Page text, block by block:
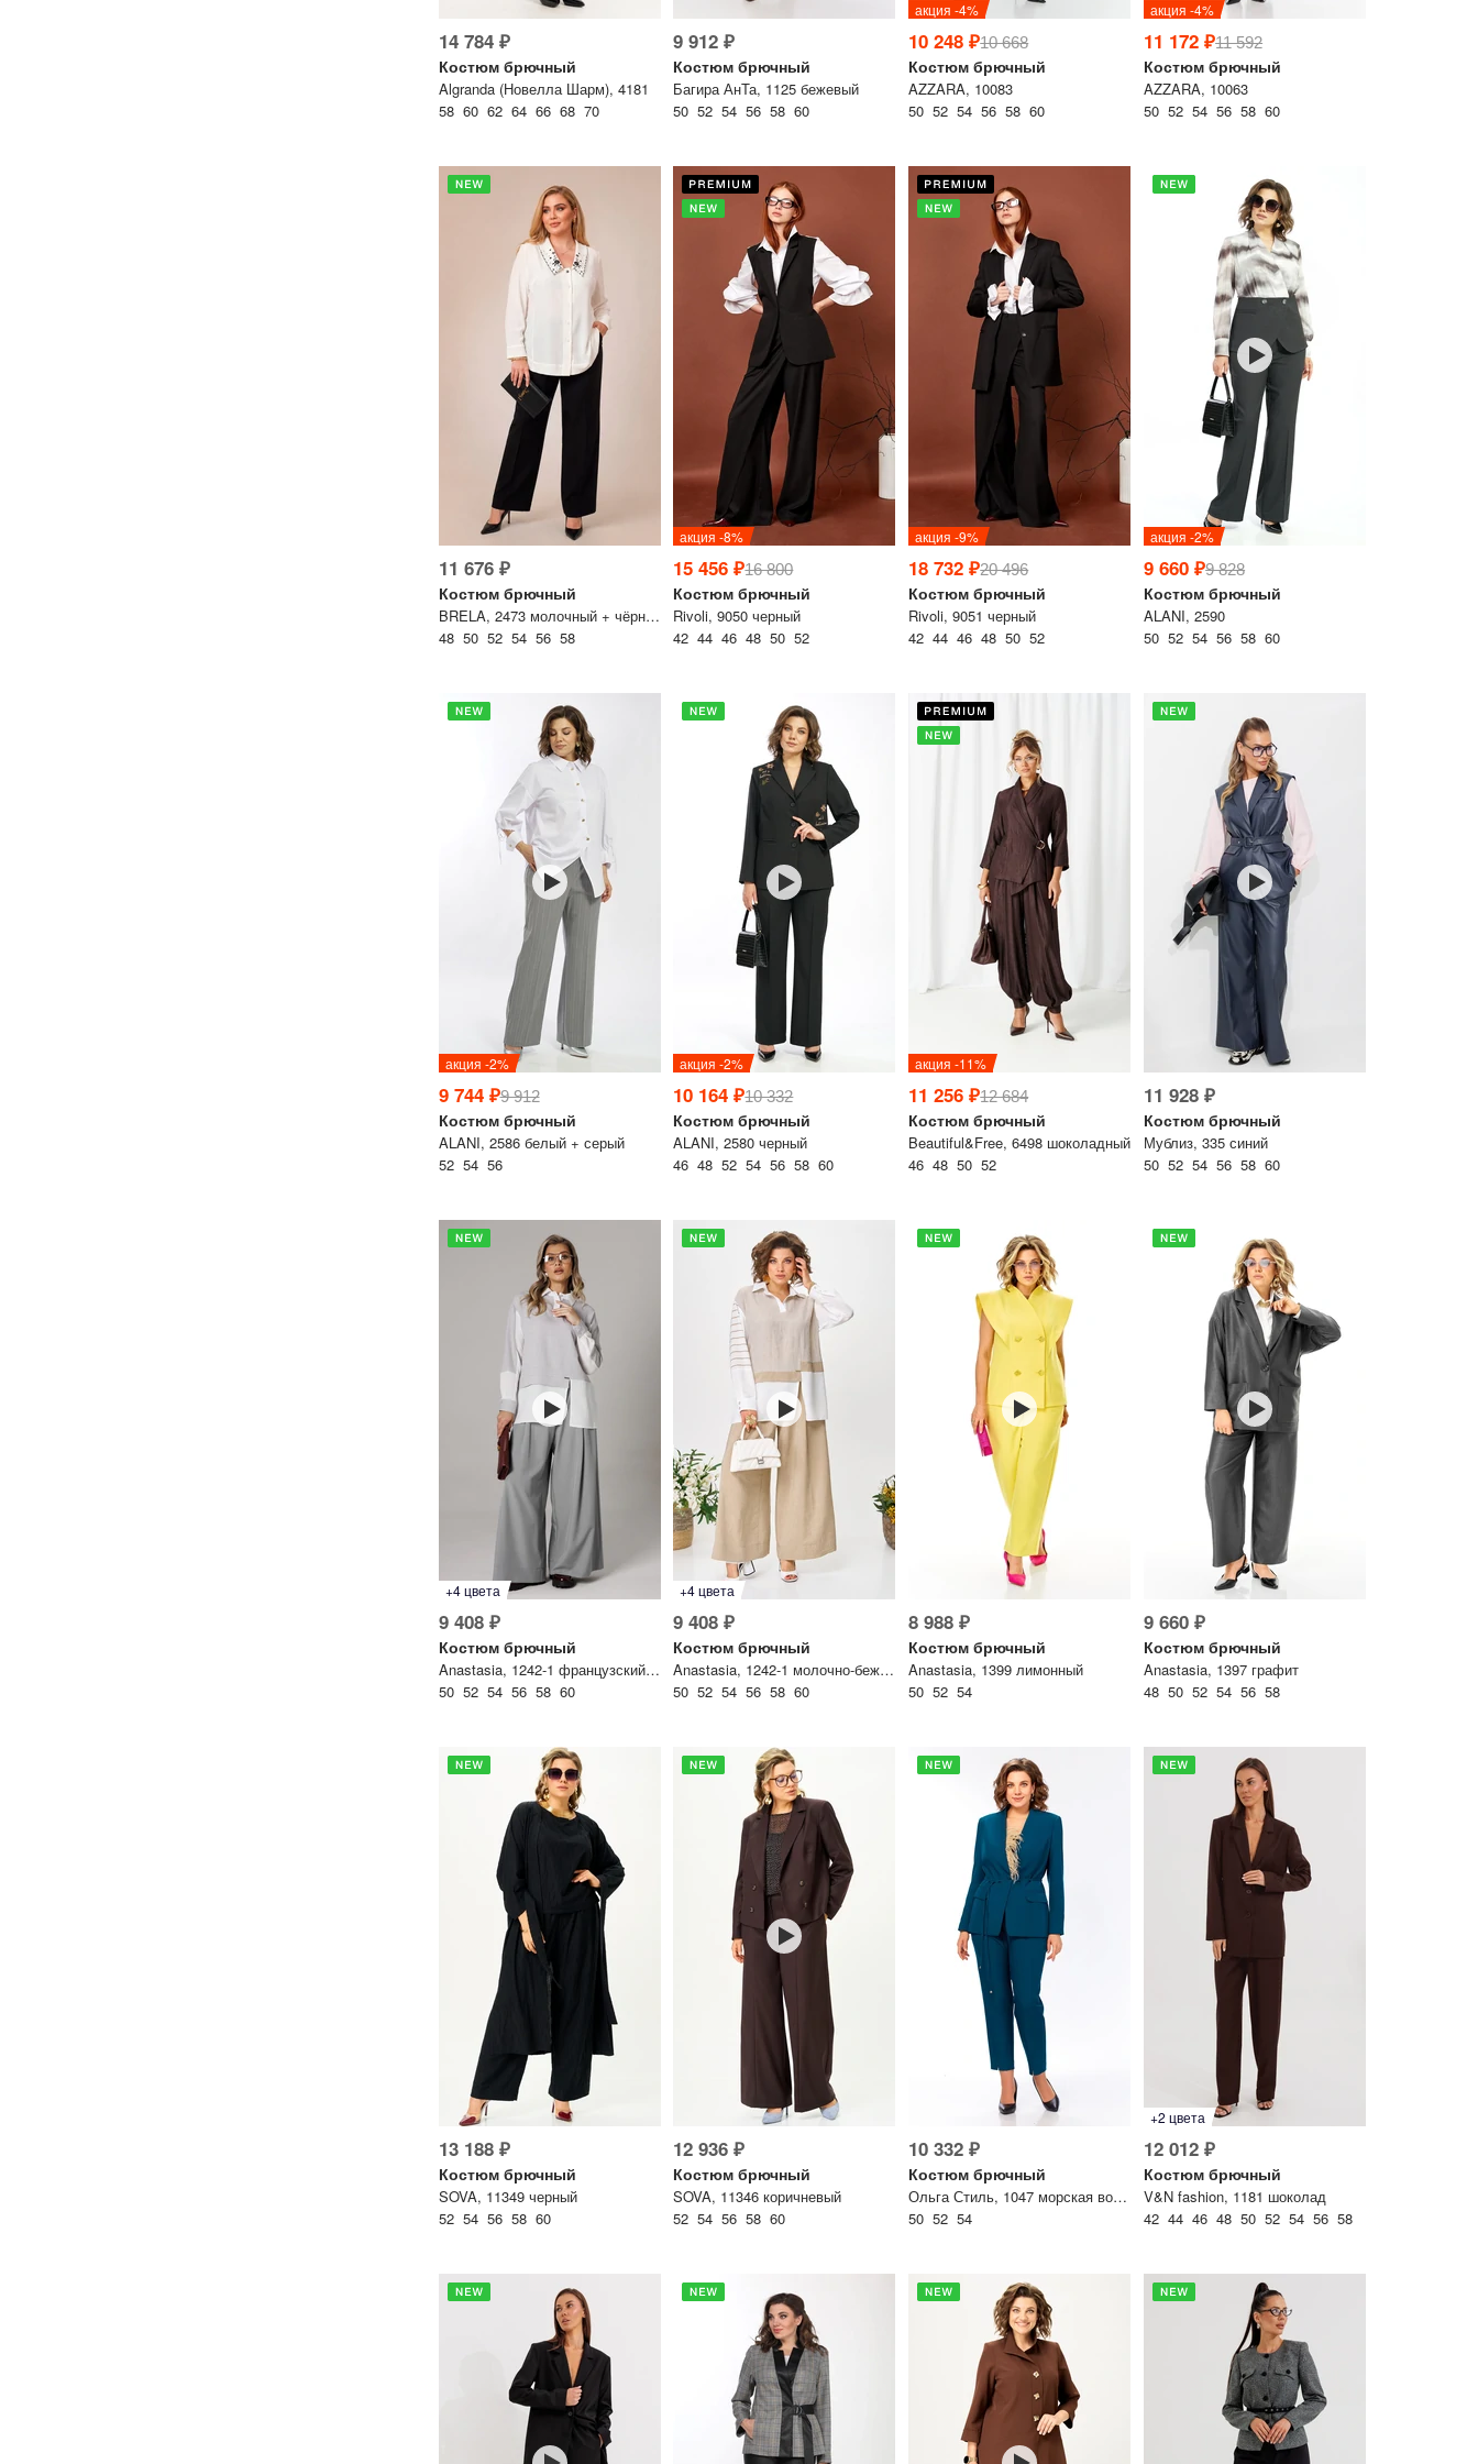
14 784 ₽
Костюм брючный
Algranda (Новелла Шарм), 4181
58 60 62 64 66 68 70
9 912 ₽
Костюм брючный
Багира АнТа, 1125 бежевый
50 52 54 56 58 60
акция -4%
10 248 ₽10 668
Костюм брючный
AZZARA, 10083
50 52 54 56 58 60
акция -4%
11 172 ₽11 592
Костюм брючный
AZZARA, 10063
50 52 54 56 58 60
11 676 ₽
Костюм брючный
BRELA, 2473 молочный + чёрный
48 50 52 54 56 58
акция -8%
15 456 ₽16 800
Костюм брючный
Rivoli, 9050 черный
42 44 46 48 50 52
акция -9%
18 732 ₽20 496
Костюм брючный
Rivoli, 9051 черный
42 44 46 48 50 52
акция -2%
9 660 ₽9 828
Костюм брючный
ALANI, 2590
50 52 54 56 58 60
акция -2%
9 744 ₽9 912
Костюм брючный
ALANI, 2586 белый + серый
52 54 56
акция -2%
10 164 ₽10 332
Костюм брючный
ALANI, 2580 черный
46 48 52 54 56 58 60
акция -11%
11 256 ₽12 684
Костюм брючный
Beautiful&Free, 6498 шоколадный
46 48 50 52
11 928 ₽
Костюм брючный
Мублиз, 335 синий
50 52 54 56 58 60
+4 цвета
9 408 ₽
Костюм брючный
Anastasia, 1242-1 французский серый
50 52 54 56 58 60
+4 цвета
9 408 ₽
Костюм брючный
Anastasia, 1242-1 молочно-бежевый
50 52 54 56 58 60
8 988 ₽
Костюм брючный
Anastasia, 1399 лимонный
50 52 54
9 660 ₽
Костюм брючный
Anastasia, 1397 графит
48 50 52 54 56 58
13 188 ₽
Костюм брючный
SOVA, 11349 черный
52 54 56 58 60
12 936 ₽
Костюм брючный
SOVA, 11346 коричневый
52 54 56 58 60
10 332 ₽
Костюм брючный
Ольга Стиль, 1047 морская волна
50 52 54
+2 цвета
12 012 ₽
Костюм брючный
V&N fashion, 1181 шоколад
42 44 46 48 50 52 54 56 58
Таблица размеров
Добавить в корзину
Товар добавлен
в корзину
Продолжить покупки
Дарим скидку 5%
за подписку на наш
телеграм-канал
Стильные подборки, эксклюзивные акции и
горячие распродажи в удобном формате